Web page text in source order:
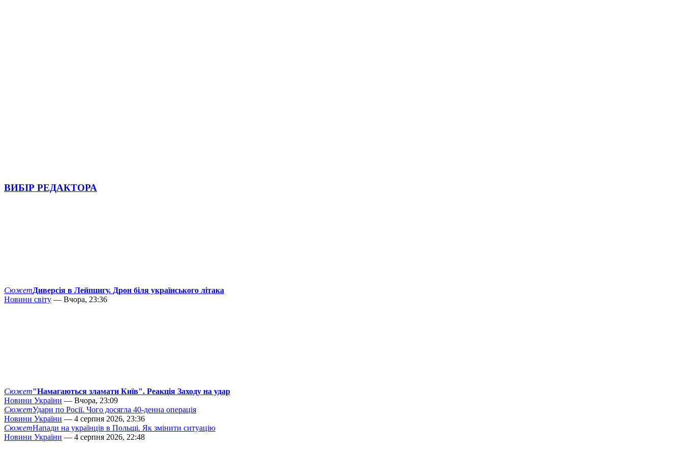
ВИБІР РЕДАКТОРА
СюжетДиверсія в Лейпцигу. Дрон біля українського літака
Новини світу — Вчора, 23:36
Сюжет"Намагаються зламати Київ". Реакція Заходу на удар
Новини України — Вчора, 23:09
СюжетУдари по Росії. Чого досягла 40-денна операція
Новини України — 4 серпня 2026, 23:36
СюжетНапади на українців в Польщі. Як змінити ситуацію
Новини України — 4 серпня 2026, 22:48